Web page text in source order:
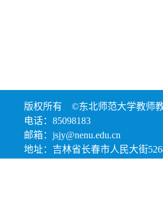
版权所有 ©东北师范大学教
电话：85098183
邮箱：jsjy@nenu.edu.cn
地址：吉林省长春市人民大街